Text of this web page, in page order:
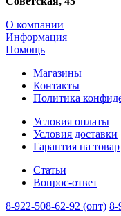
О компании
Информация
Помощь
Магазины
Контакты
Политика
Условия оплаты
Условия доставки
Гарантия на товар
Статьи
Вопрос-ответ
8-922-508-62-92 (опт) 8-